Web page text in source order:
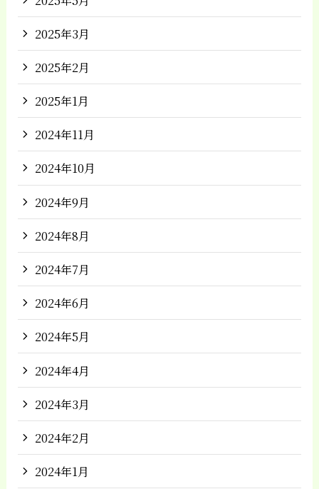
2025年3月
2025年2月
2025年1月
2024年11月
2024年10月
2024年9月
2024年8月
2024年7月
2024年6月
2024年5月
2024年4月
2024年3月
2024年2月
2024年1月